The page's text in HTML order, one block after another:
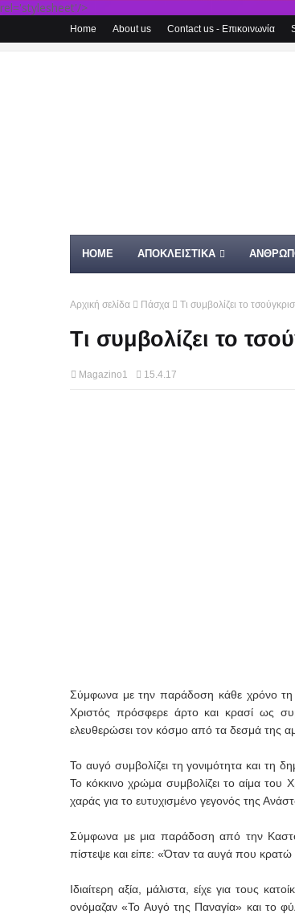
rel='stylesheet'/>
Home About us Contact us - Επικοινωνία
HOME ΑΠΟΚΛΕΙΣΤΙΚΑ
Αρχική σελίδα Πάσχα Τι συμβολίζει το
Τι συμβολίζει το
Magazino1 15.4.17
Σύμφωνα με την παράδοση κάθε χρόνο
Χριστός πρόσφερε άρτο και κρασί ως
ελευθερώσει τον κόσμο από τα δεσμά της
Το αυγό συμβολίζει τη γονιμότητα και τη
Το κόκκινο χρώμα συμβολίζει το αίμα
χαράς για το ευτυχισμένο γεγονός της
Σύμφωνα με μια παράδοση από την
πίστεψε και είπε: «Όταν τα αυγά που κρατώ
Ιδιαίτερη αξία, μάλιστα, είχε για τους
ονόμαζαν «Το Αυγό της Παναγία» και το